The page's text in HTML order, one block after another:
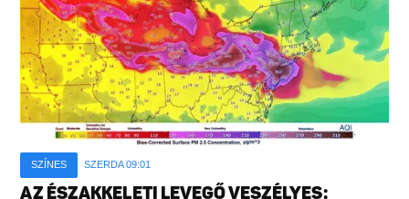
SZÍNES SZERDA 09:01
AZ ÉSZAKKELETI LEVEGŐ VESZÉLYES: